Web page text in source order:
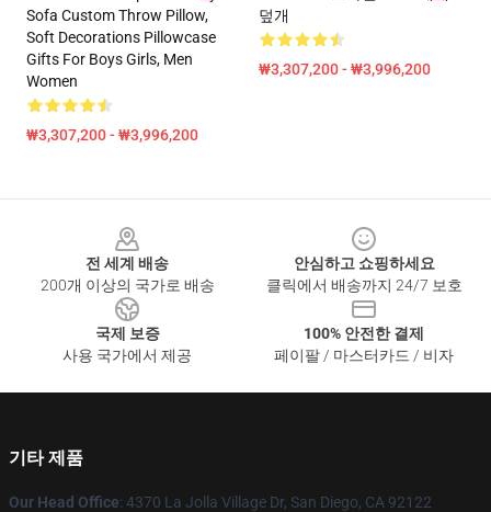
Sofa Custom Throw Pillow,
Soft Decorations Pillowcase
Gifts For Boys Girls, Men
Women
₩3,307,200 - ₩3,996,200
덮개
₩3,307,200 - ₩3,996,200
전 세계 배송
200개 이상의 국가로 배송
안심하고 쇼핑하세요
클릭에서 배송까지 24/7 보호
국제 보증
사용 국가에서 제공
100% 안전한 결제
페이팔 / 마스터카드 / 비자
기타 제품
Our Head Office: 4370 La Jolla Village Dr, San Diego, CA 92122